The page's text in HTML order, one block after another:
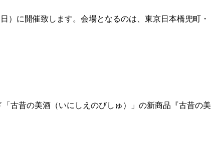
）に開催致します。会場となるのは、東京日本橋兜町・
古昔の美酒（いにしえのびしゅ）」の新商品『古昔の美